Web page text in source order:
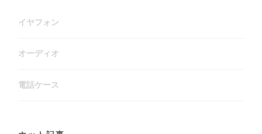
イヤフォン
オーディオ
電話ケース